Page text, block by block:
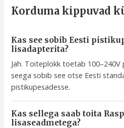
Korduma kippuvad
Kas see sobib Eesti
lisadapterita?
Jah. Toiteplokk toetab
seega sobib see otse Eesti
pistikupesadesse.
Kas sellega saab toita
lisaseadmetega?